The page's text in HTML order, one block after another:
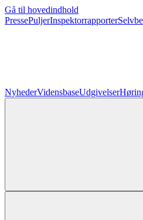
Gå til hovedindhold
PressePuljerInspektorrapporter
NyhederVidensbaseUdgivelser